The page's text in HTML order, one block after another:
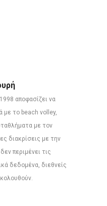
αποφασίζει να
με το beach volley,
με τον
διακρίσεις με την
περιμένει τις
δεδομένα, διεθνείς